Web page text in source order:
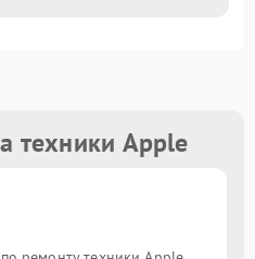
техники Apple